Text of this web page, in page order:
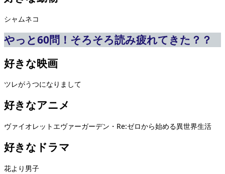
シャムネコ
やっと60問！そろそろ読み疲れてきた？？
好きな映画
ツレがうつになりまして
好きなアニメ
ヴァイオレットエヴァーガーデン・Re:ゼロから始める異世界生活
好きなドラマ
花より男子